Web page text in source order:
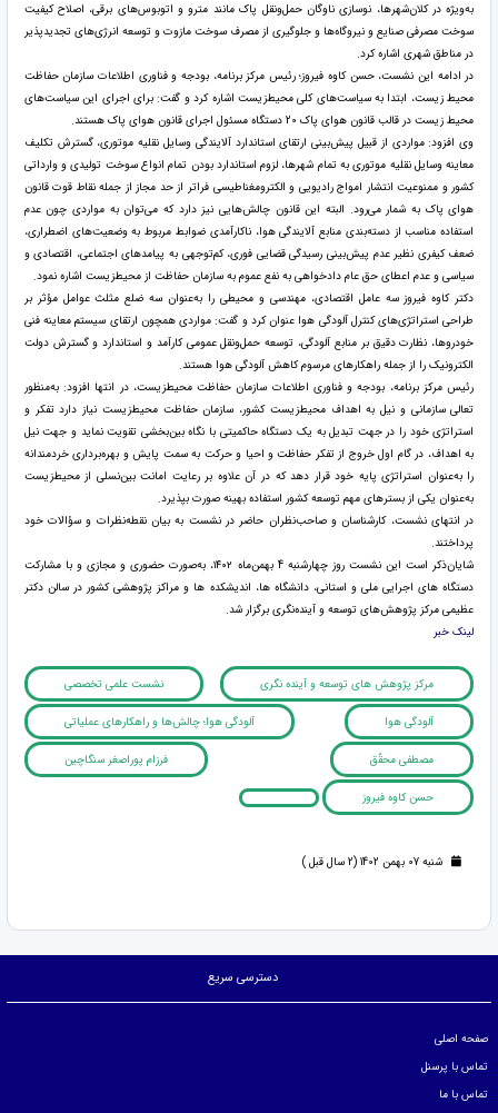
به‌ویژه در کلان‌شهرها، نوسازی ناوگان حمل‌ونقل پاک مانند مترو و اتوبوس‌های برقی، اصلاح کیفیت
سوخت مصرفی صنایع و نیروگاه‌ها و جلوگیری از مصرف سوخت مازوت و توسعه انرژی‌های تجدیدپذیر
در مناطق شهری اشاره کرد.
در ادامه این نشست، حسن کاوه فیروز؛ رئیس مرکز برنامه، بودجه و فناوری اطلاعات سازمان حفاظت
محیط زیست، ابتدا به سیاست‌های کلی محیط‌زیست اشاره کرد و گفت: برای اجرای این سیاست‌های
محیط زیست در قالب قانون هوای پاک 20 دستگاه مسئول اجرای قانون هوای پاک هستند.
وی افزود: مواردی از قبیل پیش‌بینی ارتقای استاندارد آلایندگی وسایل نقلیه موتوری، گسترش تکلیف
معاينه وسایل نقلیه موتوری به تمام شهرها، لزوم استاندارد بودن تمام انواع سوخت تولیدی و وارداتی
کشور و ممنوعیت انتشار امواج رادیویی و الکترومغناطیسی فراتر از حد مجاز از جمله نقاط قوت قانون
هوای پاک به شمار می‌رود. البته این قانون چالش‌هایی نیز دارد که می‌توان به مواردی چون عدم
استفاده مناسب از دسته‌بندی منابع آلایندگی هوا، ناکارآمدی ضوابط مربوط به وضعیت‌های اضطراری،
ضعف کیفری نظیر عدم پیش‌بینی رسیدگی قضایی فوری، کم‌توجهی به پیامدهای اجتماعی، اقتصادی و
سیاسی و عدم اعطای حق عام دادخواهی به نفع عموم به سازمان حفاظت از محیط‌زیست اشاره نمود.
دکتر کاوه فیروز سه عامل اقتصادی، مهندسی و محیطی را به‌عنوان سه ضلع مثلث عوامل مؤثر بر
طراحی استراتژی‌های کنترل آلودگی هوا عنوان کرد و گفت: مواردی همچون ارتقای سیستم معاینه فنی
خودروها، نظارت دقیق بر منابع آلودگی، توسعه حمل‌ونقل عمومی کارآمد و استاندارد و گسترش دولت
الکترونیک را از جمله راهکارهای مرسوم کاهش آلودگی هوا هستند.
رئیس مرکز برنامه، بودجه و فناوری اطلاعات سازمان حفاظت محیط‌زیست، در انتها افزود: به‌منظور
تعالی سازمانی و نیل به اهداف محیط‌زیست کشور، سازمان حفاظت محیط‌زیست نیاز دارد تفکر و
استراتژی خود را در جهت تبدیل به یک دستگاه حاکمیتی با نگاه بین‌بخشی تقویت نماید و جهت نیل
به اهداف، در گام اول خروج از تفکر حفاظت و احیا و حرکت به سمت پایش و بهره‌برداری خردمندانه
را به‌عنوان استراتژی پایه خود قرار دهد که در آن علاوه بر رعایت امانت بین‌نسلی از محیط‌زیست
به‌عنوان یکی از بسترهای مهم توسعه کشور استفاده بهینه صورت بپذیرد.
در انتهای نشست، کارشناسان و صاحب‌نظران حاضر در نشست به بیان نقطه‌نظرات و سؤالات خود
پرداختند.
شایان‌ذکر است این نشست روز چهار‌شنبه 4 بهمن‌‌ماه ۱۴٠۲، به‌صورت حضوری و مجازی و با مشارکت
دستگاه های اجرایی ملی و استانی، دانشگاه ها، اندیشکده ها و مراکز پژوهشی کشور در سالن دکتر
عظیمی مرکز پژوهش‌های توسعه و آینده‌نگری برگزار شد.
لینک خبر
مرکز پژوهش های توسعه و آینده نگری نشست علمی تخصصی
آلودگی هوا آلودگی هوا؛ چالش‌ها و راهکارهای عملیاتی
مصطفی محقّق فرزام پوراصغر سنگاچین
حسن کاوه فیروز
شنبه 07 بهمن 1402 (2 سال قبل )
دسترسی سریع
صفحه اصلی
تماس با پرسنل
تماس با ما